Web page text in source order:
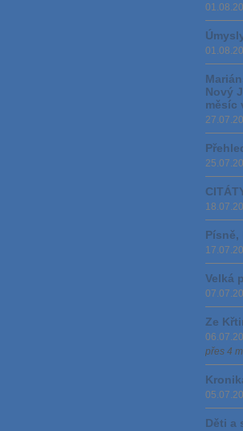
Nový
měsíc
Písně,
Velká
Ze
přes 4
Děti a